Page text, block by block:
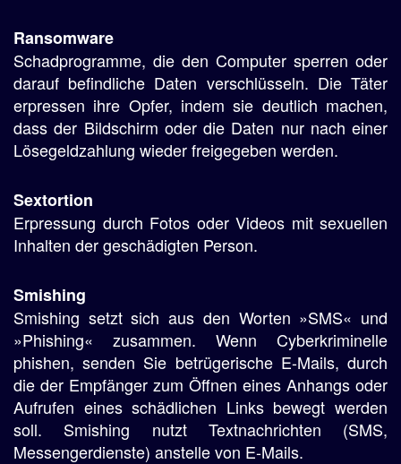
Ransomware
Schadprogramme, die den Computer sperren oder
darauf befindliche Daten verschlüsseln. Die Täter
erpressen ihre Opfer, indem sie deutlich machen,
dass der Bildschirm oder die Daten nur nach einer
Lösegeldzahlung wieder freigegeben werden.
Sextortion
Erpressung durch Fotos oder Videos mit sexuellen
Inhalten der geschädigten Person.
Smishing
Smishing setzt sich aus den Worten »SMS« und
»Phishing« zusammen. Wenn Cyberkriminelle
phishen, senden Sie betrügerische E-Mails, durch
die der Empfänger zum Öffnen eines Anhangs oder
Aufrufen eines schädlichen Links bewegt werden
soll. Smishing nutzt Textnachrichten (SMS,
Messengerdienste) anstelle von E-Mails.